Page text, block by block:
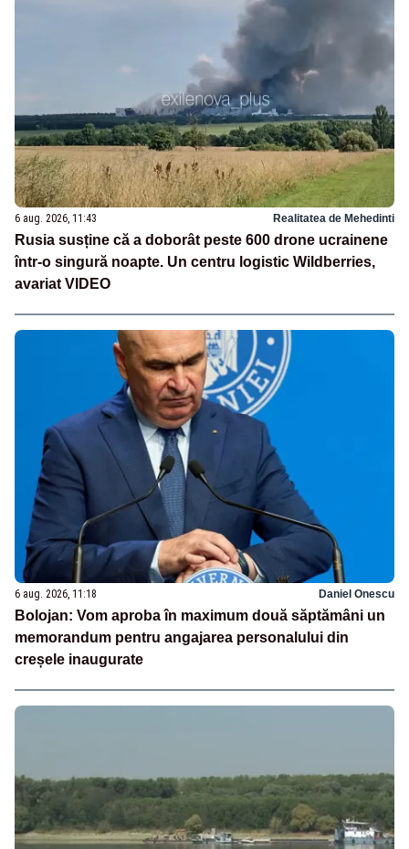
6 aug. 2026, 11:43 Realitatea de Mehedinti
Rusia susține că a doborât peste 600 drone ucrainene
într-o singură noapte. Un centru logistic Wildberries,
avariat VIDEO
6 aug. 2026, 11:18 Daniel Onescu
Bolojan: Vom aproba în maximum două săptămâni un
memorandum pentru angajarea personalului din
creșele inaugurate